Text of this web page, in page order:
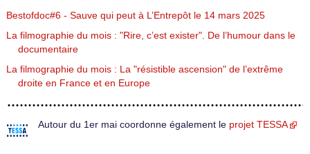
Bestofdoc#6 - Sauve qui peut à L’Entrepôt le 14 mars 2025
La filmographie du mois : "Rire, c’est exister". De l’humour dans le
documentaire
La filmographie du mois : La "résistible ascension" de l’extrême
droite en France et en Europe
Autour du 1er mai coordonne également le projet TESSA